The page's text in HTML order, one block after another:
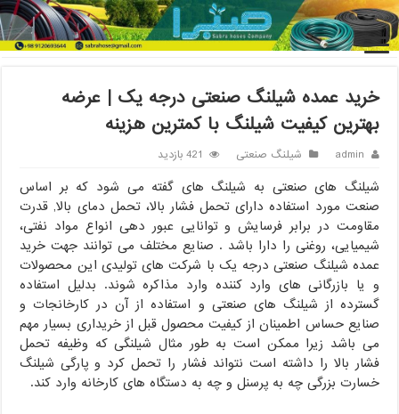
خانه / شیلنگ صنعتی / خرید عمده شیلنگ صنعتی درجه یک | عرضه
بهترین کیفیت شیلنگ با کمترین هزینه
خرید عمده شیلنگ صنعتی درجه یک | عرضه
بهترین کیفیت شیلنگ با کمترین هزینه
admin شیلنگ صنعتی 421 بازدید
شیلنگ های صنعتی به شیلنگ های گفته می شود که بر اساس
صنعت مورد استفاده دارای تحمل فشار بالا، تحمل دمای بالا, قدرت
مقاومت در برابر فرسایش و توانایی عبور دهی انواع مواد نفتی،
شیمیایی، روغنی را دارا باشد . صنایع مختلف می توانند جهت خرید
عمده شیلنگ صنعتی درجه یک با شرکت های تولیدی این محصولات
و یا بازرگانی های وارد کننده وارد مذاکره شوند. بدلیل استفاده
گسترده از شیلنگ های صنعتی و استفاده از آن در کارخانجات و
صنایع حساس اطمینان از کیفیت محصول قبل از خریداری بسیار مهم
می باشد زیرا ممکن است به طور مثال شیلنگی که وظیفه تحمل
فشار بالا را داشته است نتواند فشار را تحمل کرد و پارگی شیلنگ
خسارت بزرگی چه به پرسنل و چه به دستگاه های کارخانه وارد کند.